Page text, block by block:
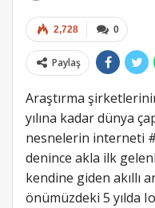
0
2,728
Paylaş
Araştırma
yılına kadar dünya
nesnelerin interneti
denince akla ilk
kendine giden akıllı
önümüzdeki 5 yılda